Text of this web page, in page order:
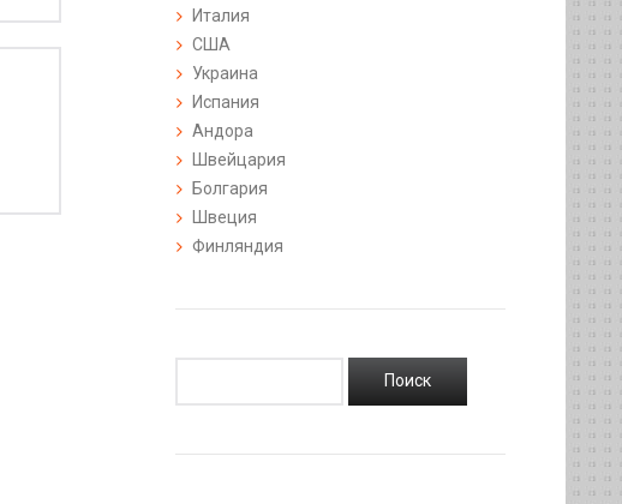
Италия
США
Украина
Испания
Андора
Швейцария
Болгария
Швеция
Финляндия